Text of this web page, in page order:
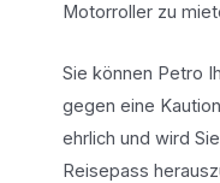
Motorroller zu
Sie können Petro
gegen eine
ehrlich und wird
Reisepass